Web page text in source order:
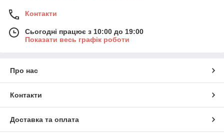
Контакти
Сьогодні працює з 10:00 до 19:00
Показати весь графік роботи
Про нас
Контакти
Доставка та оплата